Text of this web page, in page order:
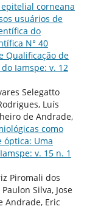
corneana
usuários de
do
N° 40
Qualificação de
Iamspe: v. 12
Selegatto
Luís
de Andrade,
como
óptica: Uma
v. 15 n. 1
Piromali dos
Silva, Jose
Andrade, Eric